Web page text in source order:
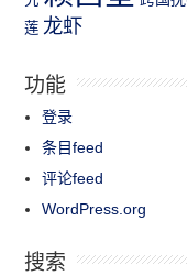
莲 龙虾
功能
登录
条目feed
评论feed
WordPress.org
搜索